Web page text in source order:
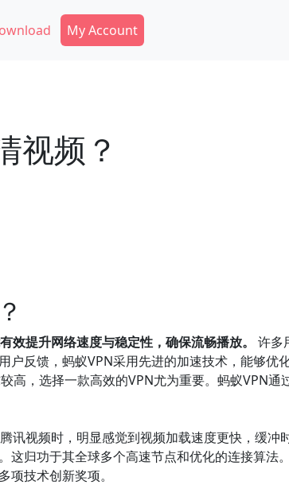
Secondary Menu
My Account
视频？
提升网络速度与稳定性，确保流畅播放。
许多
反馈，蚂蚁VPN采用先进的加速技术，能够优
高，选择一款高效的VPN尤为重要。蚂蚁VPN
视频时，明显感觉到视频加载速度更快，缓冲
归功于其全球多个高速节点和优化的连接算法
技术创新奖项。